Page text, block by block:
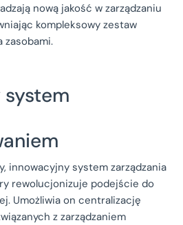
nową jakość w zarządzaniu
kompleksowy zestaw
zasobami.
innowacyjny system zarządzania
rewolucjonizuje podejście do
Umożliwia on centralizację
z zarządzaniem